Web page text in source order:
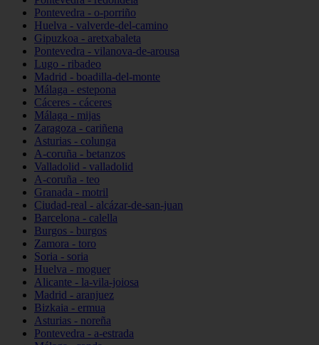
Pontevedra - o-porriño
Huelva - valverde-del-camino
Gipuzkoa - aretxabaleta
Pontevedra - vilanova-de-arousa
Lugo - ribadeo
Madrid - boadilla-del-monte
Málaga - estepona
Cáceres - cáceres
Málaga - mijas
Zaragoza - cariñena
Asturias - colunga
A-coruña - betanzos
Valladolid - valladolid
A-coruña - teo
Granada - motril
Ciudad-real - alcázar-de-san-juan
Barcelona - calella
Burgos - burgos
Zamora - toro
Soria - soria
Huelva - moguer
Alicante - la-vila-joiosa
Madrid - aranjuez
Bizkaia - ermua
Asturias - noreña
Pontevedra - a-estrada